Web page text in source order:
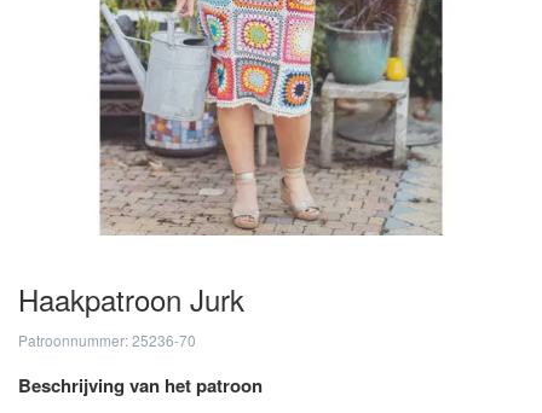
Haakpatroon Jurk
Patroonnummer: 25236-70
Beschrijving van het patroon